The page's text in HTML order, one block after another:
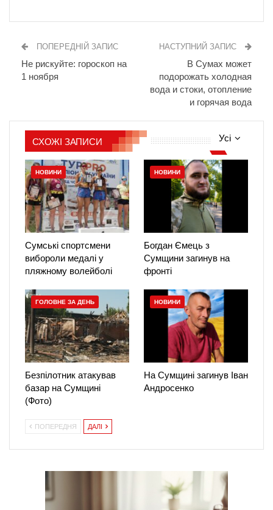
ПОПЕРЕДНІЙ ЗАПИС
Не рискуйте: гороскоп на
1 ноября
НАСТУПНИЙ ЗАПИС
В Сумах может
подорожать холодная
вода и стоки, отопление
и горячая вода
Усі
СХОЖІ ЗАПИСИ
НОВИНИ
Сумські спортсмени
вибороли медалі у
пляжному волейболі
НОВИНИ
Богдан Ємець з
Сумщини загинув на
фронті
ГОЛОВНЕ ЗА ДЕНЬ
Безпілотник атакував
базар на Сумщині
(Фото)
НОВИНИ
На Сумщині загинув Іван
Андросенко
ПОПЕРЕДНЯ ДАЛІ